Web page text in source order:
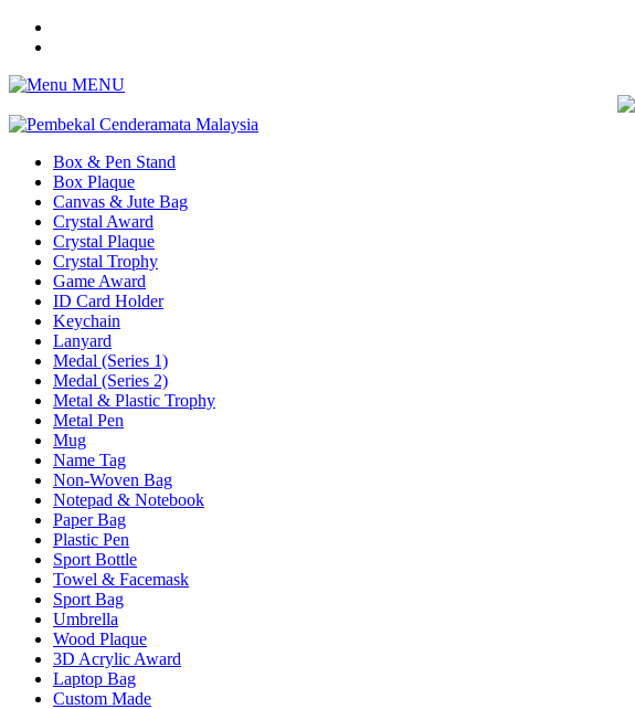
MENU
Box & Pen Stand
Box Plaque
Canvas & Jute Bag
Crystal Award
Crystal Plaque
Crystal Trophy
Game Award
ID Card Holder
Keychain
Lanyard
Medal (Series 1)
Medal (Series 2)
Metal & Plastic Trophy
Metal Pen
Mug
Name Tag
Non-Woven Bag
Notepad & Notebook
Paper Bag
Plastic Pen
Sport Bottle
Towel & Facemask
Sport Bag
Umbrella
Wood Plaque
3D Acrylic Award
Laptop Bag
Custom Made